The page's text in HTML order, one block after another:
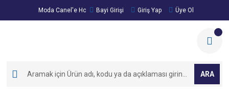
Moda Canel'e Hoşgeldiniz!
Bayi Girişi Giriş Yap Üye Ol
ARA